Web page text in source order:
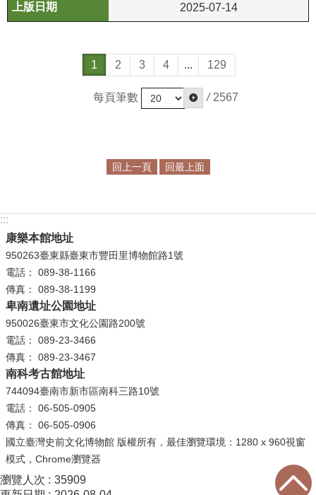
2025-07-14
1 2 3 4 ... 129
每頁筆數 / 2567
回上一頁 回最上面
:::
康樂本館地址
950263臺東縣臺東市豐田里博物館路1號
電話： 089-38-1166
傳真： 089-38-1199
卑南遺址公園地址
950026臺東市文化公園路200號
電話： 089-23-3466
傳真： 089-23-3467
南科考古館地址
744094臺南市新市區南科三路10號
電話： 06-505-0905
傳真： 06-505-0906
國立臺灣史前文化博物館 版權所有，最佳瀏覽環境：1280 x 960視窗
模式，Chrome瀏覽器
瀏覽人次
35909